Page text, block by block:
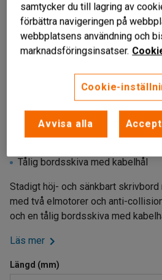
Tålig bordsskiva med kabelhål
Stadigt höj- och sänkbart
med två elmotorer och anti-
och en tålig bordsskiva med
Läs mer
Längd (mm)
samtycker du till lagring av
förbättra navigeringen på
webbplatsens användning och
marknadsföringsinsatser.
Cookie-
Avvisa alla